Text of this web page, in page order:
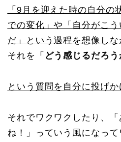
「9月を迎えた時の自分の
での変化」や「自分がこ
だ」という過程を想像しな
それを「 どう感じるだろ
という質問を自分に投げか
それでワクワクしたり、
ね！」っていう風になって